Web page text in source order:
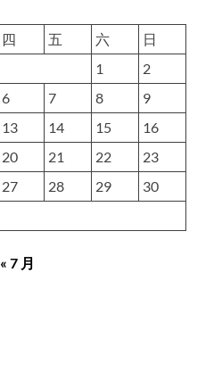
四 五 六
日
1
2
6 7 8
9
13 14 15
16
20 21 22
23
27 28 29
30
« 7 月